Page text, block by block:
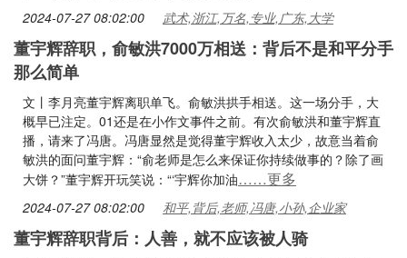
2024-07-27 08:02:00 武术,浙江,万名,专业,广东,大学
董宇辉辞职，俞敏洪7000万相送：背后不是和平分手
那么简单
文丨李月亮董宇辉离职单飞。俞敏洪拱手相送。这一场分手，大
概早已注定。01还是在小作文事件之前。有次俞敏洪和董宇辉直
播，请来了冯唐。冯唐显然是觉得董宇辉收入太少，故意当着俞
敏洪的面问董宇辉：“俞老师是怎么来保证你持续做事的？除了画
大饼？”董宇辉开玩笑说：“‘宇辉你加油……更多
2024-07-27 08:02:00 和平,背后,老师,冯唐,小孙,企业家
董宇辉辞职背后：人善，就不应该被人骑